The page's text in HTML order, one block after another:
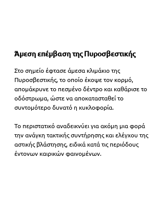
Άμεση επέμβαση της Πυροσβεστικής
Στο σημείο έφτασε άμεσα κλιμάκιο της
Πυροσβεστικής, το οποίο έκοψε τον κορμό,
απομάκρυνε το πεσμένο δέντρο και καθάρισε το
οδόστρωμα, ώστε να αποκατασταθεί το
συντομότερο δυνατό η κυκλοφορία.
Το περιστατικό αναδεικνύει για ακόμη μια φορά
την ανάγκη τακτικής συντήρησης και ελέγχου της
αστικής βλάστησης, ειδικά κατά τις περιόδους
έντονων καιρικών φαινομένων.